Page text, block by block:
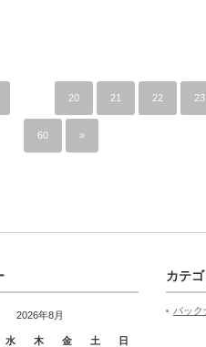
20 21 22 23
60 »
2026年8月
水 木 金 土 日
カテ
バック